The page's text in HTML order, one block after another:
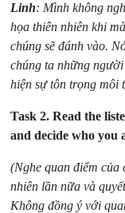
Linh: Mình không
họa thiên nhiên khi
chúng sẽ đánh vào.
chúng ta những
hiện sự tôn trọng môi
Task 2. Read the
and decide who you
(Nghe quan điểm của
nhiên lần nữa và
Không đồng ý với